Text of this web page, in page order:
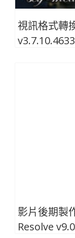
視訊格式轉
v3.7.10.4633
影片後期製
Resolve v9.0